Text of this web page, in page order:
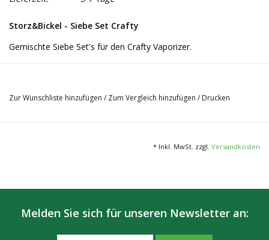
Storz&Bickel - Siebe Set Crafty
Gemischte Siebe Set's für den Crafty Vaporizer.
Zur Wunschliste hinzufügen / Zum Vergleich hinzufügen / Drucken
* Inkl. MwSt. zzgl. Versandkosten
Melden Sie sich für unseren Newsletter an: